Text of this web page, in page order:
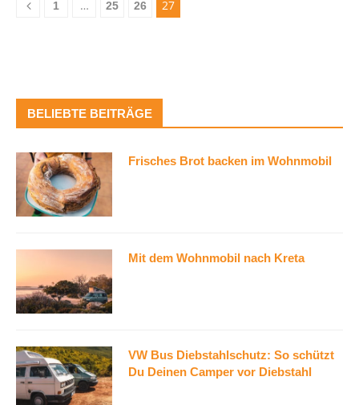
1 … 25 26 27
BELIEBTE BEITRÄGE
Frisches Brot backen im Wohnmobil
Mit dem Wohnmobil nach Kreta
VW Bus Diebstahlschutz: So schützt
Du Deinen Camper vor Diebstahl